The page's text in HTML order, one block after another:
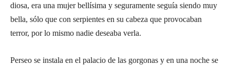
diosa, era una mujer bellísima y seguramente seguía siendo muy
bella, sólo que con serpientes en su cabeza que provocaban
terror, por lo mismo nadie deseaba verla.
Perseo se instala en el palacio de las gorgonas y en una noche se